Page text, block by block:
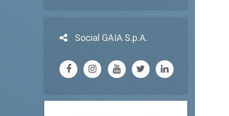
Social GAIA S.p.A.